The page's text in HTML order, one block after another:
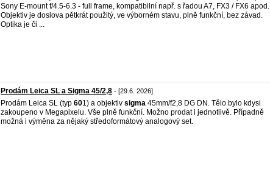
Sony E-mount f/4.5-6.3 - full frame, kompatibilní např. s řadou A7, FX3 / FX6 apod.
Objektiv je doslova pětkrát použitý, ve výborném stavu, plně funkční, bez závad.
Optika je či ...
Prodám Leica SL a Sigma 45/2,8 - [29.6. 2026]
Prodám Leica SL (typ 601) a objektiv sigma 45mm/f2,8 DG DN. Tělo bylo kdysi
zakoupeno v Megapixelu. Vše plně funkční. Možno prodat i jednotlivě. Případně
možná i výměna za nějaký středoformátový analogový set.